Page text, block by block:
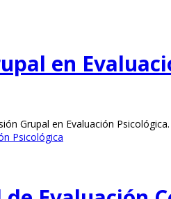
en
Grupal en Evaluación
Psicológica